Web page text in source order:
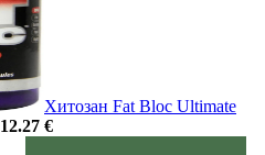
Хитозан Fat Bloc Ultimate
12.27 €